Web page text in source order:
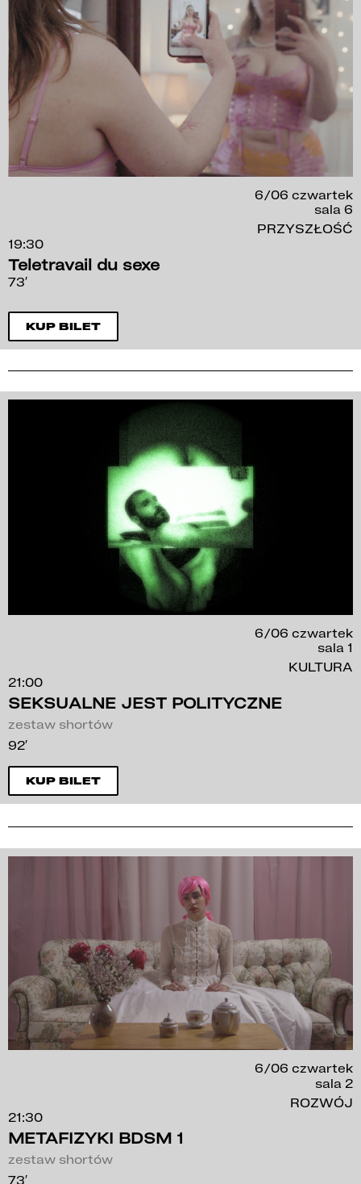
6/06 czwartek
sala 6
PRZYSZŁOŚĆ
19:30
Teletravail du sexe
73′
KUP BILET
6/06 czwartek
sala 1
KULTURA
21:00
SEKSUALNE JEST POLITYCZNE
zestaw shortów
92′
KUP BILET
6/06 czwartek
sala 2
ROZWÓJ
21:30
METAFIZYKI BDSM 1
zestaw shortów
73′